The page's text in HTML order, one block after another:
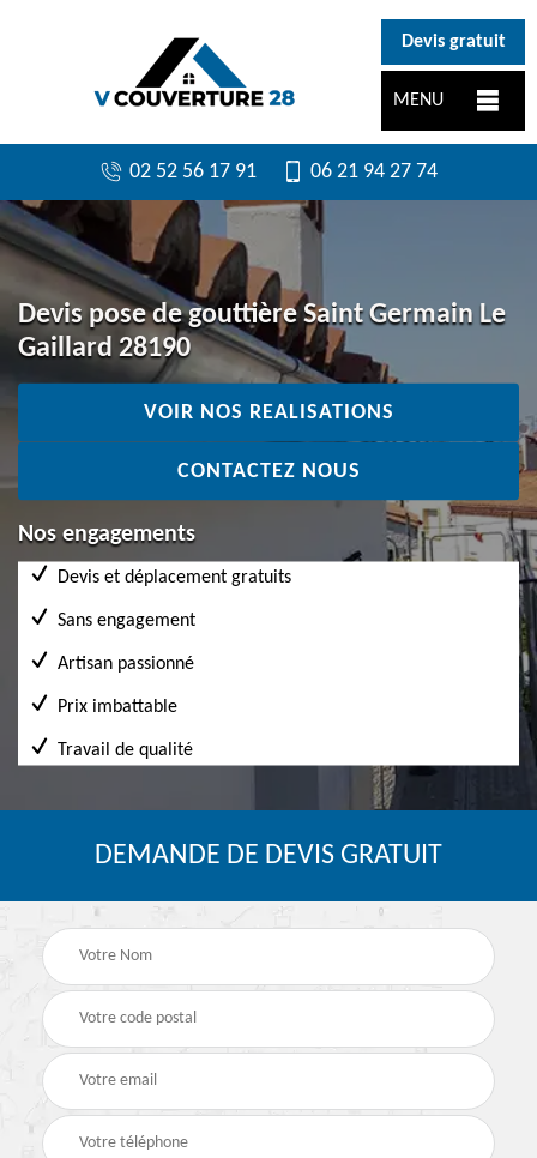
Devis gratuit
MENU
02 52 56 17 91 06 21 94 27 74
Devis pose de gouttière Saint Germain Le
Gaillard 28190
VOIR NOS REALISATIONS
CONTACTEZ NOUS
Nos engagements
Devis et déplacement gratuits
Sans engagement
Artisan passionné
Prix imbattable
Travail de qualité
DEMANDE DE DEVIS GRATUIT